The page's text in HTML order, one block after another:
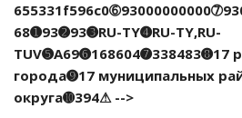
68➊93➋93➌RU-TY➍RU-TY,RU-
TUV➎A69➏168604➐338483➑17
города➒17 муниципальных
округа➓394⚠ -->